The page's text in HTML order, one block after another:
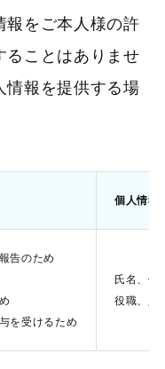
報をご本人様の許
ることはありませ
情報を提供する場
個人情報
告のため
を受けるため
氏名、住
役職、入